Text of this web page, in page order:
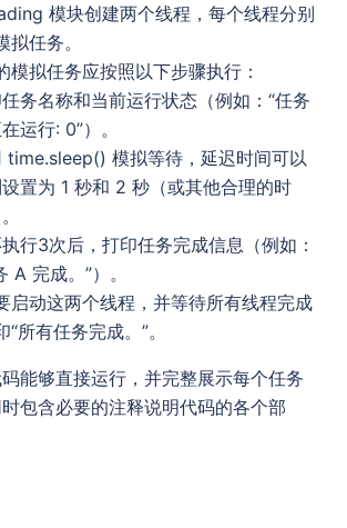
模块创建两个线程，每个线程分别
任务。
模拟任务应按照以下步骤执行：
务名称和当前运行状态（例如：“任务
运行: 0”）。
time.sleep() 模拟等待，延迟时间可以
置为 1 秒和 2 秒（或其他合理的时
行3次后，打印任务完成信息（例如：
A 完成。”）。
启动这两个线程，并等待所有线程完成
“所有任务完成。”。
能够直接运行，并完整展示每个任务
包含必要的注释说明代码的各个部